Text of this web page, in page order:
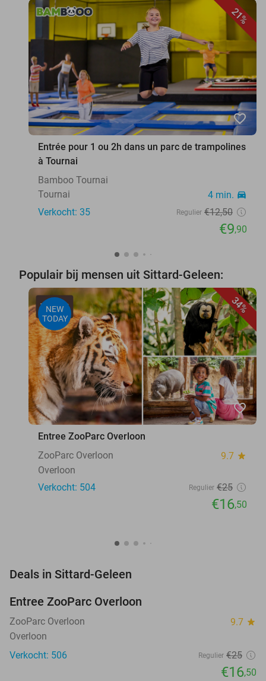
21%
favorite_border
Entrée pour 1 ou 2h dans un parc de trampolines
à Tournai
Bamboo Tournai
Tournai
4 min. directions_car
Verkocht: 35 Regulier €12,50
€9,90
Populair bij mensen uit Sittard-Geleen:
34%
NEW
TODAY
favorite_border
Entree ZooParc Overloon
ZooParc Overloon
9.7 star
Overloon
Verkocht: 504
Regulier €25
€16,50
Deals in Sittard-Geleen
TODAY
Entree ZooParc Overloon
ZooParc Overloon 9.7 star
Overloon
Verkocht: 506
Regulier €25
€16,50